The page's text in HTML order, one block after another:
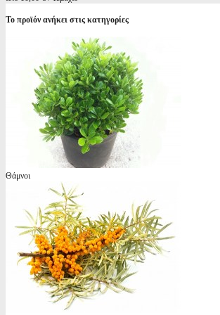
Το προϊόν ανήκει στις κατηγορίες
Θάμνοι